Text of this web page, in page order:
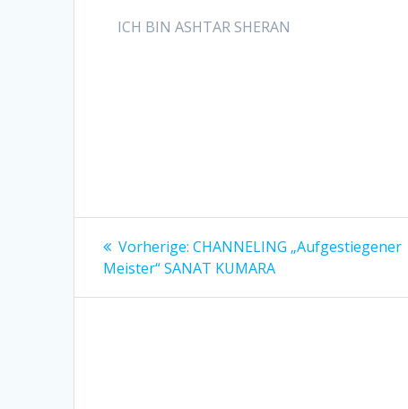
ICH BIN ASHTAR SHERAN
Beitragsnavigation
Vorherige: Vorheriger
Beitrag:
CHANNELING „Aufgestiegener
Meister“ SANAT KUMARA